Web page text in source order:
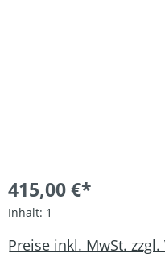
415,00 €*
Inhalt: 1
Preise inkl. MwSt.